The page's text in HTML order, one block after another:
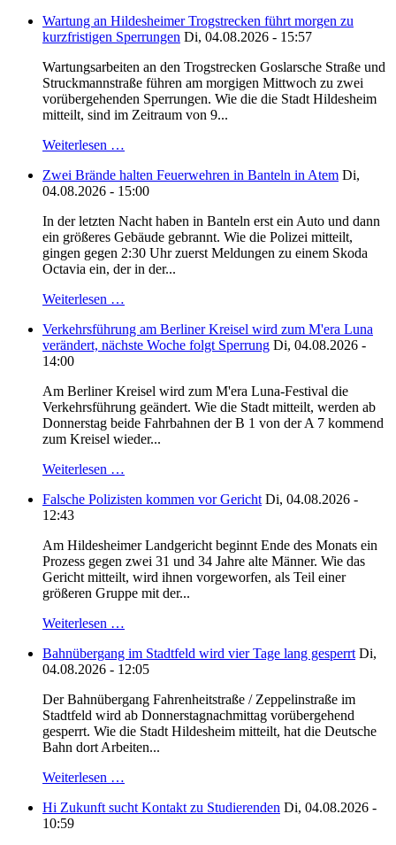
Wartung an Hildesheimer Trogstrecken führt morgen zu
kurzfristigen Sperrungen Di, 04.08.2026 - 15:57
Wartungsarbeiten an den Trogstrecken Goslarsche Straße und
Struckmannstraße führen am morgigen Mittwoch zu zwei
vorübergehenden Sperrungen. Wie die die Stadt Hildesheim
mitteilt, sind im Zeitraum von 9...
Weiterlesen …
Zwei Brände halten Feuerwehren in Banteln in Atem Di,
04.08.2026 - 15:00
In der letzten Nacht haben in Banteln erst ein Auto und dann
ein größeres Gebäude gebrannt. Wie die Polizei mitteilt,
gingen gegen 2:30 Uhr zuerst Meldungen zu einem Skoda
Octavia ein, der in der...
Weiterlesen …
Verkehrsführung am Berliner Kreisel wird zum M'era Luna
verändert, nächste Woche folgt Sperrung Di, 04.08.2026 -
14:00
Am Berliner Kreisel wird zum M'era Luna-Festival die
Verkehrsführung geändert. Wie die Stadt mitteilt, werden ab
Donnerstag beide Fahrbahnen der B 1 von der A 7 kommend
zum Kreisel wieder...
Weiterlesen …
Falsche Polizisten kommen vor Gericht Di, 04.08.2026 -
12:43
Am Hildesheimer Landgericht beginnt Ende des Monats ein
Prozess gegen zwei 31 und 34 Jahre alte Männer. Wie das
Gericht mitteilt, wird ihnen vorgeworfen, als Teil einer
größeren Gruppe mit der...
Weiterlesen …
Bahnübergang im Stadtfeld wird vier Tage lang gesperrt Di,
04.08.2026 - 12:05
Der Bahnübergang Fahrenheitstraße / Zeppelinstraße im
Stadtfeld wird ab Donnerstagnachmittag vorübergehend
gesperrt. Wie die Stadt Hildesheim mitteilt, hat die Deutsche
Bahn dort Arbeiten...
Weiterlesen …
Hi Zukunft sucht Kontakt zu Studierenden Di, 04.08.2026 -
10:59